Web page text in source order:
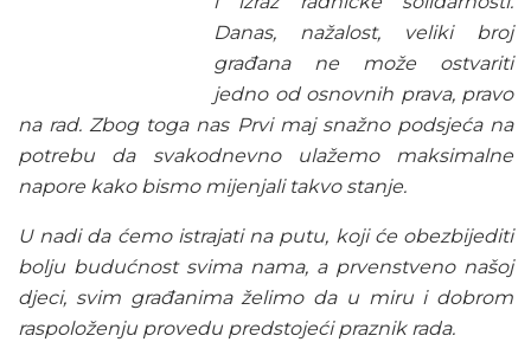
Danas, nažalost, veliki broj
građana ne može ostvariti
jedno od osnovnih prava, pravo
na rad. Zbog toga nas Prvi maj snažno podsjeća na
potrebu da svakodnevno ulažemo maksimalne
napore kako bismo mijenjali takvo stanje.
U nadi da ćemo istrajati na putu, koji će obezbijediti
bolju budućnost svima nama, a prvenstveno našoj
djeci, svim građanima želimo da u miru i dobrom
raspoloženju provedu predstojeći praznik rada.